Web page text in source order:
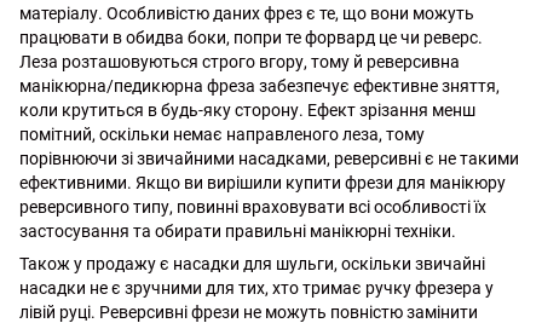
матеріалу. Особливістю даних фрез є те, що вони можуть
працювати в обидва боки, попри те форвард це чи реверс.
Леза розташовуються строго вгору, тому й реверсивна
манікюрна/педикюрна фреза забезпечує ефективне зняття,
коли крутиться в будь-яку сторону. Ефект зрізання менш
помітний, оскільки немає направленого леза, тому
порівнюючи зі звичайними насадками, реверсивні є не такими
ефективними. Якщо ви вирішили купити фрези для манікюру
реверсивного типу, повинні враховувати всі особливості їх
застосування та обирати правильні манікюрні техніки.
Також у продажу є насадки для шульги, оскільки звичайні
насадки не є зручними для тих, хто тримає ручку фрезера у
лівій руці. Реверсивні фрези не можуть повністю замінити